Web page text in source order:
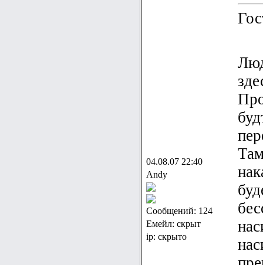
04.08.07 22:40
Andy
Сообщений: 124
Емейл: скрыт
ip: скрыто